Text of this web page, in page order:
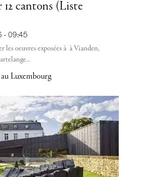
12 cantons (Liste
- 09:45
les oeuvres exposées à à Vianden,
…
Luxembourg